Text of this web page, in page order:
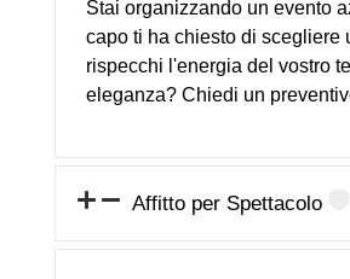
Stai organizzando un evento
capo ti ha chiesto di scegliere
rispecchi l'energia del vostro
eleganza? Chiedi un
Affitto per Spettacolo